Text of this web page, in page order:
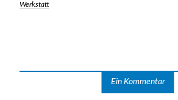
Werkstatt
Ein Kommentar